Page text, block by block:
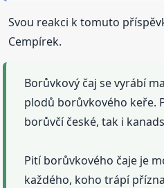
Svou reakci k tomuto
Cempírek.
Borůvkový čaj se vyrábí
plodů borůvkového keře.
borůvčí české, tak i
Pití borůvkového čaje je
každého, koho trápí